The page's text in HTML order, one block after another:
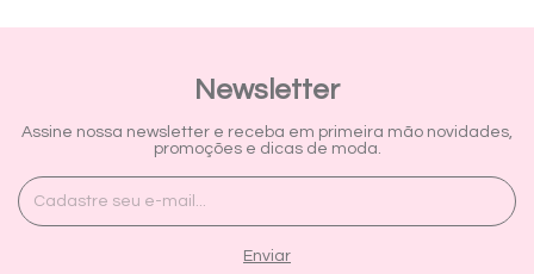
Newsletter
Assine nossa newsletter e receba em primeira mão novidades,
promoções e dicas de moda.